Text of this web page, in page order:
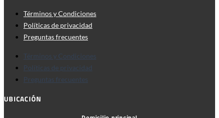
Términos y Condiciones
Políticas de privacidad
Preguntas frecuentes
Términos y Condiciones
Políticas de privacidad
Preguntas frecuentes
UBICACIÓN